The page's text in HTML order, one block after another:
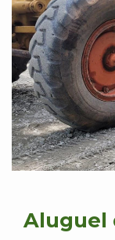
Aluguel